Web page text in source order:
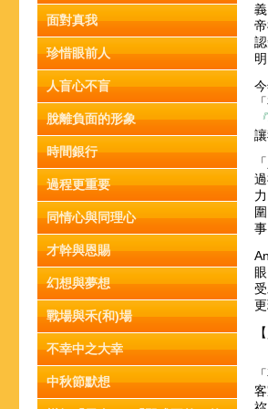
面對真我
珍惜眼前人
人盲心不盲
脫離負面的形象
時間銀行
過程更重要
同情心與同理心
才幹與恩賜
幻想與夢想
戰場與禾(和)場
不幸中之大幸
中秋節默想